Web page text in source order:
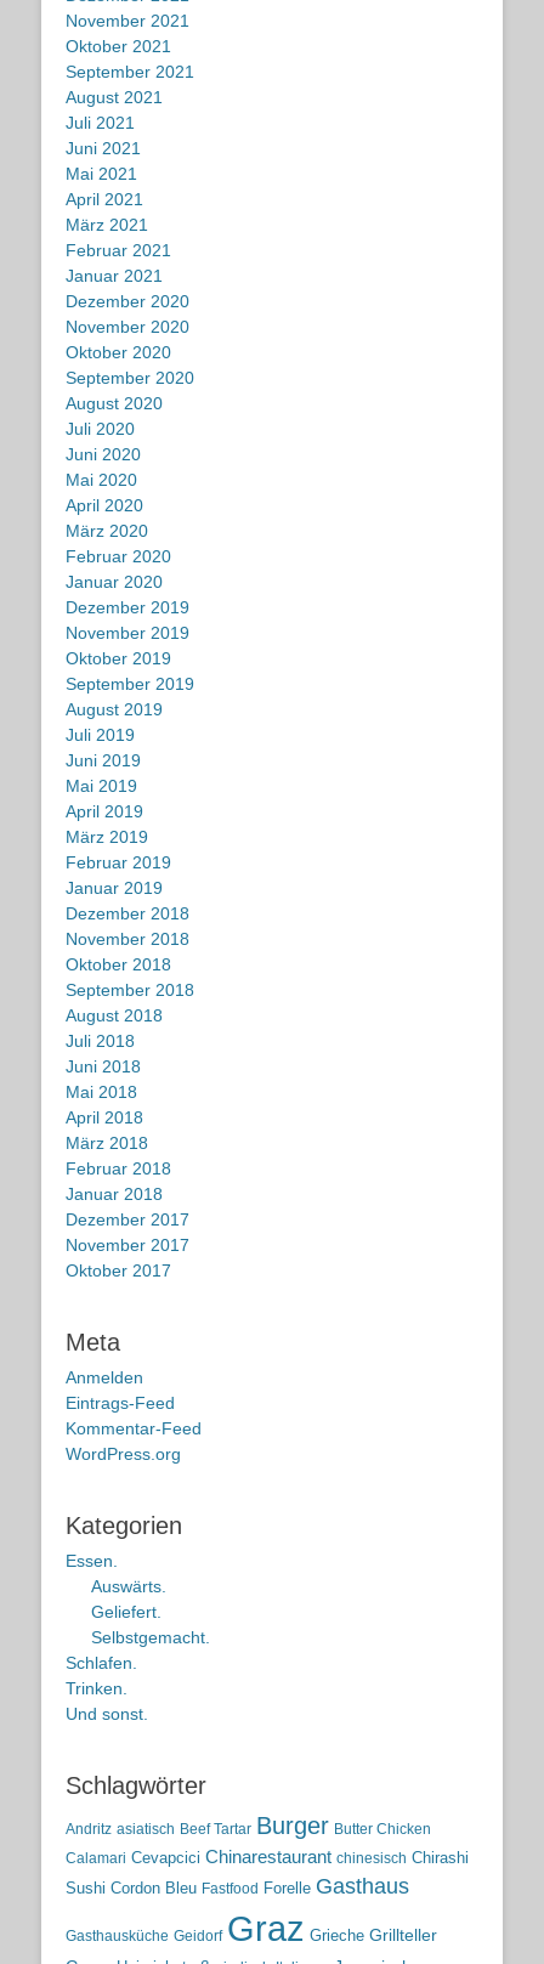
November 2021
Oktober 2021
September 2021
August 2021
Juli 2021
Juni 2021
Mai 2021
April 2021
März 2021
Februar 2021
Januar 2021
Dezember 2020
November 2020
Oktober 2020
September 2020
August 2020
Juli 2020
Juni 2020
Mai 2020
April 2020
März 2020
Februar 2020
Januar 2020
Dezember 2019
November 2019
Oktober 2019
September 2019
August 2019
Juli 2019
Juni 2019
Mai 2019
April 2019
März 2019
Februar 2019
Januar 2019
Dezember 2018
November 2018
Oktober 2018
September 2018
August 2018
Juli 2018
Juni 2018
Mai 2018
April 2018
März 2018
Februar 2018
Januar 2018
Dezember 2017
November 2017
Oktober 2017
Meta
Anmelden
Eintrags-Feed
Kommentar-Feed
WordPress.org
Kategorien
Essen.
Auswärts.
Geliefert.
Selbstgemacht.
Schlafen.
Trinken.
Und sonst.
Schlagwörter
Andritz asiatisch Beef Tartar Burger Butter Chicken
Calamari Cevapcici Chinarestaurant chinesisch Chirashi
Sushi Cordon Bleu Fastfood Forelle Gasthaus
Gasthausküche Geidorf Graz Grieche Grillteller